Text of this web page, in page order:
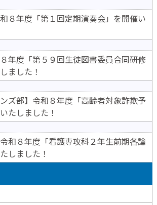
和８年度「第１回定期演奏会」を開催い
８年度「第５９回生徒図書委員合同研修
ました！
ンズ部】令和８年度「高齢者対象詐欺予
たしました！
令和８年度「看護専攻科２年生前期各論
しました！